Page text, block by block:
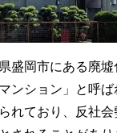
盛岡市にある廃
ンション」と呼
れており、反社